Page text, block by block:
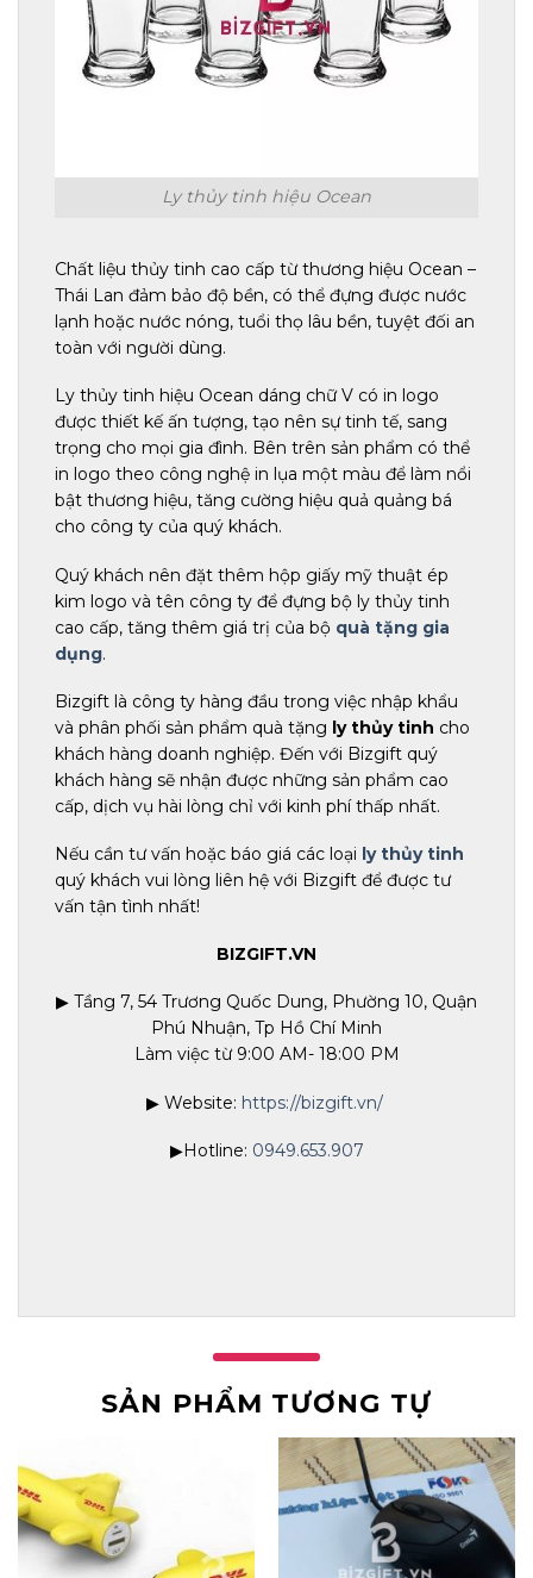
Ly thủy tinh hiệu Ocean
Chất liệu thủy tinh cao cấp từ thương hiệu Ocean –
Thái Lan đảm bảo độ bền, có thể đựng được nước
lạnh hoặc nước nóng, tuổi thọ lâu bền, tuyệt đối an
toàn với người dùng.
Ly thủy tinh hiệu Ocean dáng chữ V có in logo
được thiết kế ấn tượng, tạo nên sự tinh tế, sang
trọng cho mọi gia đình. Bên trên sản phẩm có thể
in logo theo công nghệ in lụa một màu để làm nổi
bật thương hiệu, tăng cường hiệu quả quảng bá
cho công ty của quý khách.
Quý khách nên đặt thêm hộp giấy mỹ thuật ép
kim logo và tên công ty để đựng bộ ly thủy tinh
cao cấp, tăng thêm giá trị của bộ quà tặng gia
dụng.
Bizgift là công ty hàng đầu trong việc nhập khẩu
và phân phối sản phẩm quà tặng ly thủy tinh cho
khách hàng doanh nghiệp. Đến với Bizgift quý
khách hàng sẽ nhận được những sản phẩm cao
cấp, dịch vụ hài lòng chỉ với kinh phí thấp nhất.
Nếu cần tư vấn hoặc báo giá các loại ly thủy tinh
quý khách vui lòng liên hệ với Bizgift để được tư
vấn tận tình nhất!
BIZGIFT.VN
▶ Tầng 7, 54 Trương Quốc Dung, Phường 10, Quận
Phú Nhuận, Tp Hồ Chí Minh
Làm việc từ 9:00 AM- 18:00 PM
▶ Website: https://bizgift.vn/
▶Hotline: 0949.653.907
SẢN PHẨM TƯƠNG TỰ